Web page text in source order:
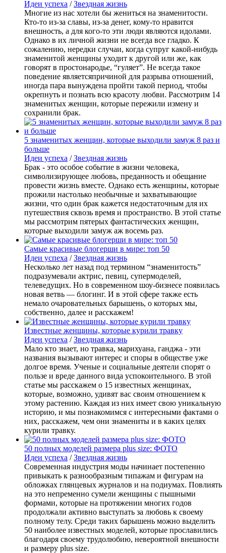
Идеи успеха /Звездная жизнь
Многие из нас хотели бы жениться на знаменитости.
Кто-то из-за славы, из-за денег, кому-то нравится
внешность, а для кого-то эти люди являются идолами.
Однако в их личной жизни не всегда все гладко. К
сожалению, нередки случаи, когда супруг какой-нибудь
знаменитой женщины уходит к другой или же, как
говорят в простонародье, “гуляет”. Не всегда такое
поведение являетсяпричиной для разрыва отношений,
иногда пара вынуждена пройти такой период, чтобы
окрепнуть и познать всю красоту любви. Рассмотрим 14
знаменитых женщин, которые пережили измену и
сохранили брак.
5 знаменитых женщин, которые выходили замуж 8 раз и
больше
Идеи успеха /Звездная жизнь
Брак - это особое событие в жизни человека,
символизирующее любовь, преданность и обещание
провести жизнь вместе. Однако есть женщины, которые
прожили настолько необычные и захватывающие
жизни, что один брак кажется недостаточным для их
путешествия сквозь время и пространство. В этой статье
мы рассмотрим пятерых фантастических женщин,
которые выходили замуж аж восемь раз.
Самые красивые блогерши в мире: топ 50
Идеи успеха /Звездная жизнь
Несколько лет назад под термином “знаменитость”
подразумевали актрис, певиц, супермоделей,
телеведущих. Но в современном шоу-бизнесе появилась
новая ветвь — блогинг. И в этой сфере также есть
немало очаровательных барышень, о которых мы,
собственно, далее и расскажем!
Известные женщины, которые курили травку
Идеи успеха /Звездная жизнь
Мало кто знает, но травка, марихуана, ганджа - эти
названия вызывают интерес и споры в обществе уже
долгое время. Ученые и социальные деятели спорят о
пользе и вреде данного вида успокоительного. В этой
статье мы расскажем о 15 известных женщинах,
которые, возможно, удивят вас своим отношением к
этому растению. Каждая из них имеет свою уникальную
историю, и мы познакомимся с интересными фактами о
них, расскажем, чем они знамениты и в каких целях
курили травку.
50 полных моделей размера plus size: ФОТО
Идеи успеха /Звездная жизнь
Современная индустрия моды начинает постепенно
привыкать к разнообразным типажам и фигурам на
обложках глянцевых журналов и на подиумах. Повлиять
на это непременно сумели женщины с пышными
формами, которые на протяжении многих годов
продолжали активно выступать за любовь к своему
полному телу. Среди таких барышень можно выделить
50 наиболее известных моделей, которые прославились
благодаря своему трудолюбию, невероятной внешности
и размеру plus size.